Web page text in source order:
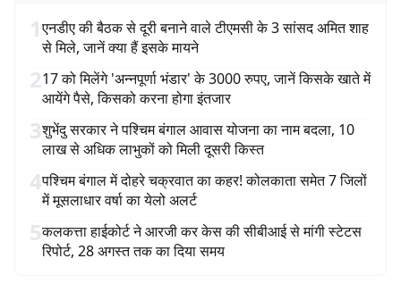
1एनडीए की बैठक से दूरी बनाने वाले टीएमसी के 3 सांसद अमित शाह
से मिले, जानें क्या हैं इसके मायने
217 को मिलेंगे 'अन्नपूर्णा भंडार' के 3000 रुपए, जानें किसके खाते में
आयेंगे पैसे, किसको करना होगा इंतजार
3शुभेंदु सरकार ने पश्चिम बंगाल आवास योजना का नाम बदला, 10
लाख से अधिक लाभुकों को मिली दूसरी किस्त
4पश्चिम बंगाल में दोहरे चक्रवात का कहर! कोलकाता समेत 7 जिलों
में मूसलाधार वर्षा का येलो अलर्ट
5कलकत्ता हाईकोर्ट ने आरजी कर केस की सीबीआई से मांगी स्टेटस
रिपोर्ट, 28 अगस्त तक का दिया समय